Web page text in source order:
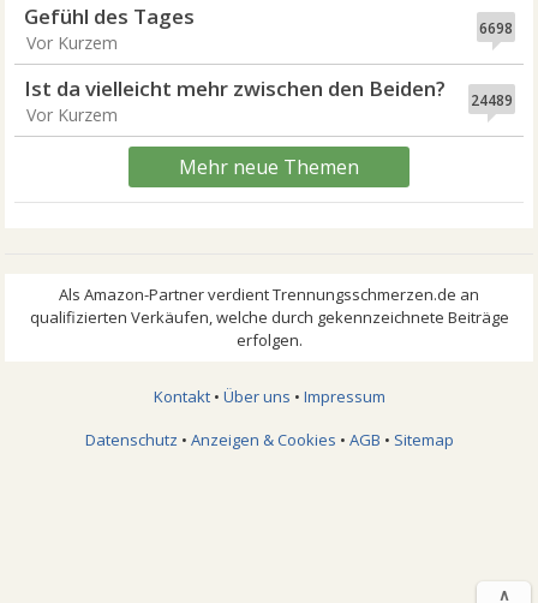
6698
Gefühl des Tages
Vor Kurzem
24489
Ist da vielleicht mehr zwischen den Beiden?
Vor Kurzem
Mehr neue Themen
Kontakt• Über uns • Impressum
Datenschutz • Anzeigen & Cookies • AGB • Sitemap
∧